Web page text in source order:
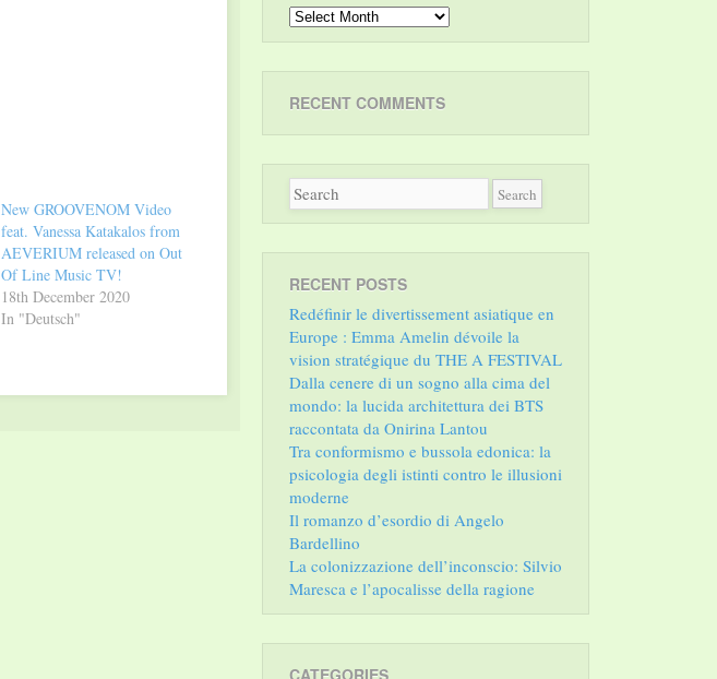
New GROOVENOM Video
feat. Vanessa Katakalos from
AEVERIUM released on Out
Of Line Music TV!
18th December 2020
In "Deutsch"
Archives
RECENT COMMENTS
RECENT POSTS
Redéfinir le divertissement asiatique en
Europe : Emma Amelin dévoile la
vision stratégique du THE A FESTIVAL
Dalla cenere di un sogno alla cima del
mondo: la lucida architettura dei BTS
raccontata da Onirina Lantou
Tra conformismo e bussola edonica: la
psicologia degli istinti contro le illusioni
moderne
Il romanzo d’esordio di Angelo
Bardellino
La colonizzazione dell’inconscio: Silvio
Maresca e l’apocalisse della ragione
CATEGORIES